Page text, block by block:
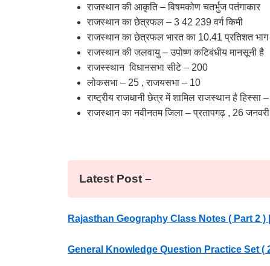
राजस्थान की आकृति – विषमकोण चतर्भुज पतंगाकार
राजस्थान का छेत्रफल – 3 42 239 वर्ग किमी
राजस्थान का छेत्रफल भारत का 10.41 प्रतिशत
राजस्थान की जलवायु – उपोष्ण कटिबंधीय मानसूनी है
राजस्स्थान विधानसभा सीटे – 200
लोकसभा – 25 , राजयसभा – 10
राष्ट्रीय राजधानी छेत्र में शामिल राजस्थान है
राजस्थान का नवीनतम जिला – प्रतापगढ़ , 26
Latest Post –
Rajasthan Geography Class Notes ( Part 2 ) |
General Knowledge Question Practice Set ( 2 )